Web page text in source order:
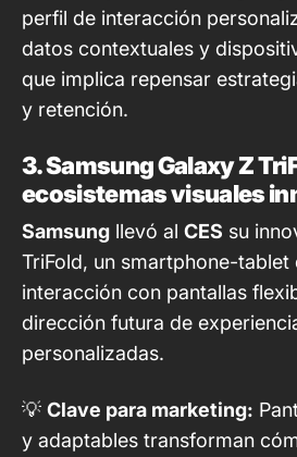
perfil de interacción
datos contextuales y
que implica repensar
y retención.
3. Samsung Galaxy Z
ecosistemas visuales
Samsung llevó al CES su
TriFold, un smartphone-tablet
interacción con pantallas
dirección futura de
personalizadas.
💡 Clave para marketing:
y adaptables transforman